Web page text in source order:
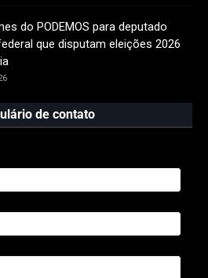
do PODEMOS para deputado
que disputam eleições 2026
de contato